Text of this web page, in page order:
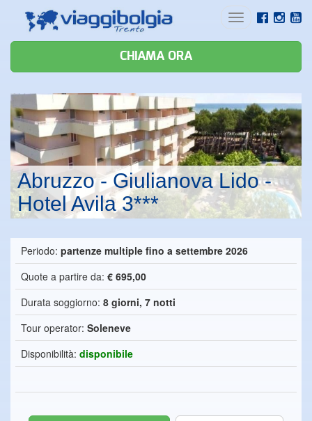
Toggle
CHIAMA ORA
Abruzzo - Giulianova Lido -
Hotel Avila 3***
Periodo: partenze multiple fino a settembre 2026
Quote a partire da: € 695,00
Durata soggiorno: 8 giorni, 7 notti
Tour operator: Soleneve
Disponibilità: disponibile